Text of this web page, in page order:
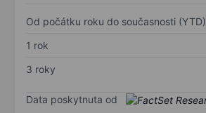
Od počátku roku do současnosti (YTD)
1 rok
3 roky
Data poskytnuta od